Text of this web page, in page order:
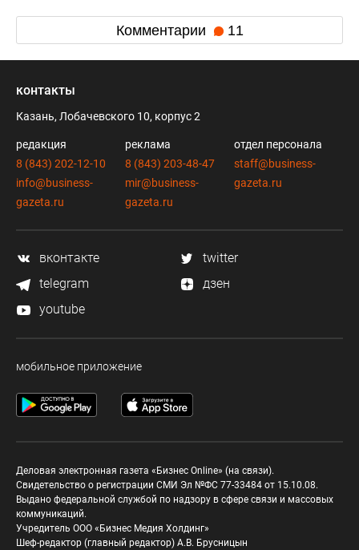
Комментарии 11
контакты
Казань, Лобачевского 10, корпус 2
редакция
8 (843) 202-12-10
info@business-
gazeta.ru
реклама
8 (843) 203-48-47
mir@business-
gazeta.ru
отдел персонала
staff@business-
gazeta.ru
вконтакте
twitter
telegram
дзен
youtube
мобильное приложение
Деловая электронная газета «Бизнес Online» (на связи).
Свидетельство о регистрации СМИ Эл №ФС 77-33484 от 15.10.08.
Выдано федеральной службой по надзору в сфере связи и массовых
коммуникаций.
Учредитель ООО «Бизнес Медия Холдинг»
Шеф-редактор (главный редактор) А.В. Брусницын